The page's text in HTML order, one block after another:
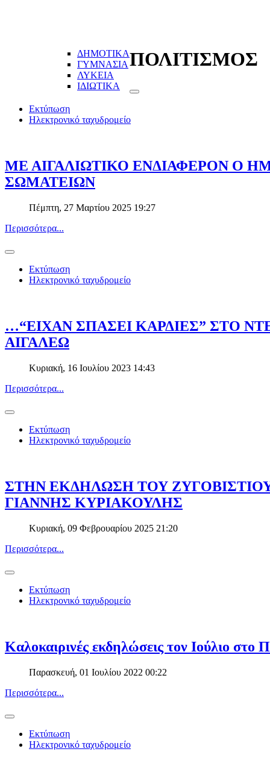
ΔΗΜΟΤΙΚΑ
ΓΥΜΝΑΣΙΑ
ΛΥΚΕΙΑ
ΙΔΙΩΤΙΚΑ
ΠΟΛΙΤΙΣΜΟΣ
Εκτύπωση
Ηλεκτρονικό ταχυδρομείο
ΜΕ ΑΙΓΑΛΙΩΤΙΚΟ ΕΝΔΙΑΦΕΡΟΝ Ο
ΣΩΜΑΤΕΙΩΝ
Πέμπτη, 27 Μαρτίου 2025 19:27
Περισσότερα...
Εκτύπωση
Ηλεκτρονικό ταχυδρομείο
…“ΕΙΧΑΝ ΣΠΑΣΕΙ ΚΑΡΔΙΕΣ” ΣΤΟ
ΑΙΓΑΛΕΩ
Κυριακή, 16 Ιουλίου 2023 14:43
Περισσότερα...
Εκτύπωση
Ηλεκτρονικό ταχυδρομείο
ΣΤΗΝ ΕΚΔΗΛΩΣΗ ΤΟΥ
ΓΙΑΝΝΗΣ ΚΥΡΙΑΚΟΥΛΗΣ
Κυριακή, 09 Φεβρουαρίου 2025 21:20
Περισσότερα...
Εκτύπωση
Ηλεκτρονικό ταχυδρομείο
Καλοκαιρινές εκδηλώσεις τον Ιούλιο στο
Παρασκευή, 01 Ιουλίου 2022 00:22
Περισσότερα...
Εκτύπωση
Ηλεκτρονικό ταχυδρομείο